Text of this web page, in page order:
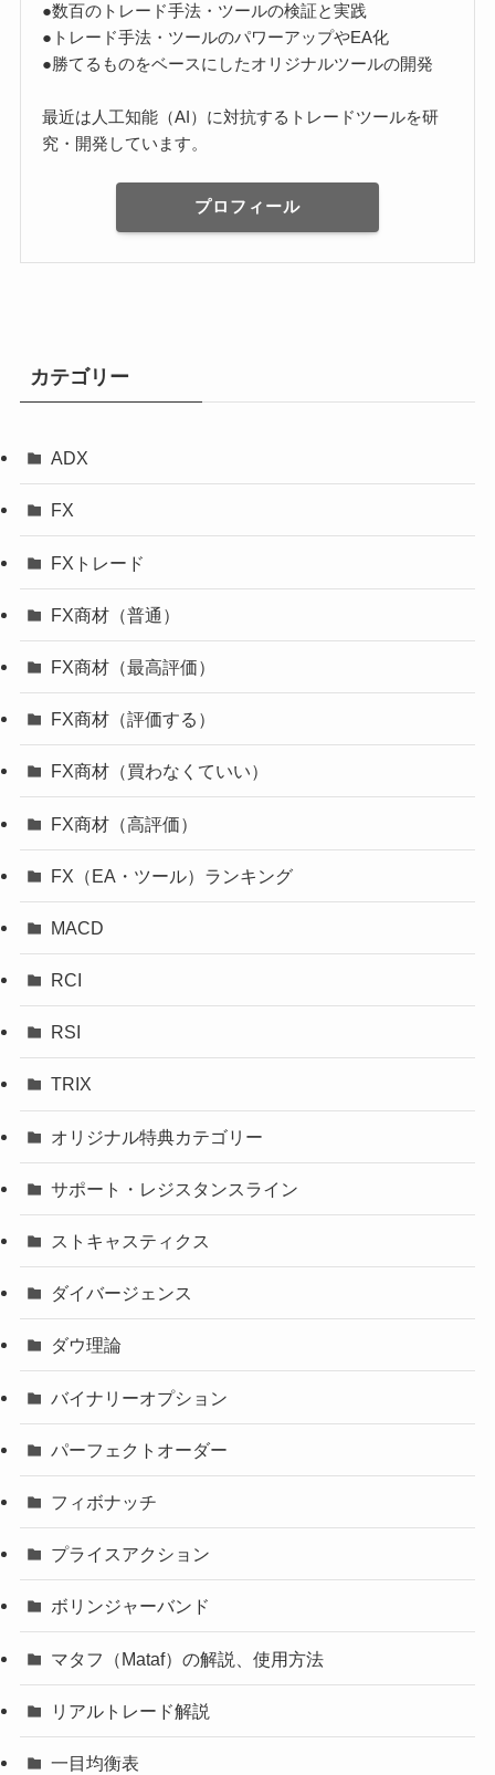
●数百のトレード手法・ツールの検証と実践
●トレード手法・ツールのパワーアップやEA化
●勝てるものをベースにしたオリジナルツールの開発
最近は人工知能（AI）に対抗するトレードツールを研
究・開発しています。
プロフィール
カテゴリー
ADX
FX
FXトレード
FX商材（普通）
FX商材（最高評価）
FX商材（評価する）
FX商材（買わなくていい）
FX商材（高評価）
FX（EA・ツール）ランキング
MACD
RCI
RSI
TRIX
オリジナル特典カテゴリー
サポート・レジスタンスライン
ストキャスティクス
ダイバージェンス
ダウ理論
バイナリーオプション
パーフェクトオーダー
フィボナッチ
プライスアクション
ボリンジャーバンド
マタフ（Mataf）の解説、使用方法
リアルトレード解説
一目均衡表